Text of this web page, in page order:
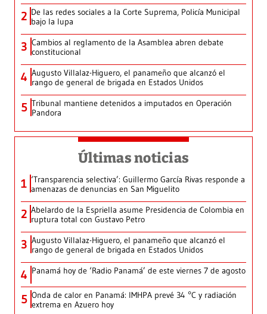
2 De las redes sociales a la Corte Suprema, Policía Municipal
bajo la lupa
3 Cambios al reglamento de la Asamblea abren debate
constitucional
4 Augusto Villalaz-Higuero, el panameño que alcanzó el
rango de general de brigada en Estados Unidos
5 Tribunal mantiene detenidos a imputados en Operación
Pandora
Últimas noticias
1 ‘Transparencia selectiva’: Guillermo García Rivas responde a
amenazas de denuncias en San Miguelito
2 Abelardo de la Espriella asume Presidencia de Colombia en
ruptura total con Gustavo Petro
3 Augusto Villalaz-Higuero, el panameño que alcanzó el
rango de general de brigada en Estados Unidos
4 Panamá hoy de ‘Radio Panamá’ de este viernes 7 de agosto
5 Onda de calor en Panamá: IMHPA prevé 34 °C y radiación
extrema en Azuero hoy